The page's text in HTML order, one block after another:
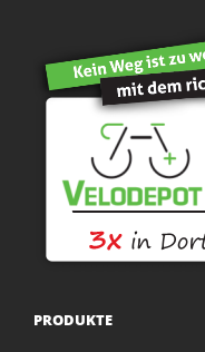
PRODUKTE